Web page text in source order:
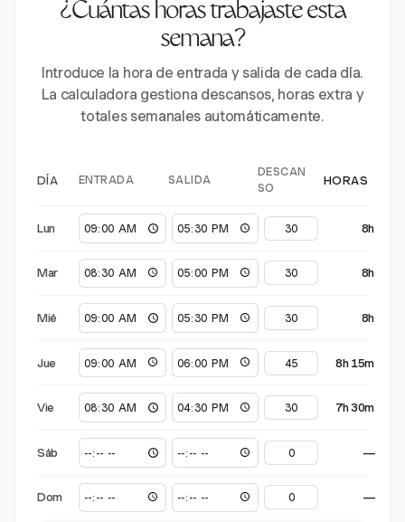
¿Cuántas horas trabajaste esta
semana?
Introduce la hora de entrada y salida de cada día.
La calculadora gestiona descansos, horas extra y
totales semanales automáticamente.
DÍA ENTRADA SALIDA
DESCAN
SO
HORAS
Lun 8h
Mar 8h
Mié 8h
Jue 8h 15m
Vie 7h 30m
Sáb —
Dom —